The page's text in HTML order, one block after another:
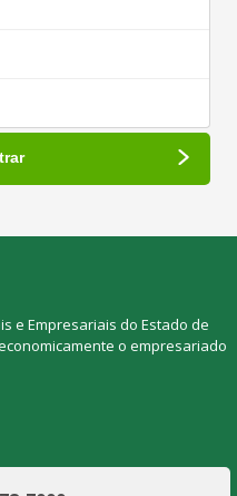
e Empresariais do Estado de
o empresariado